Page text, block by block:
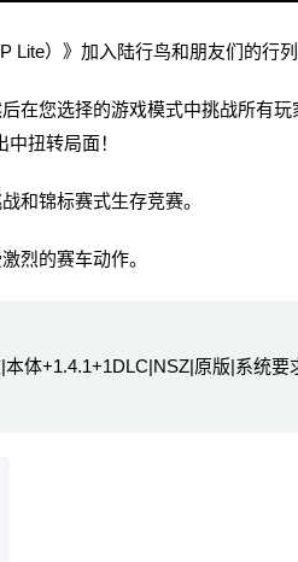
Lite）》加入陆行鸟和朋友们的行
您选择的游戏模式中挑战所有玩
扭转局面！
锦标赛式生存竞赛。
烈的赛车动作。
体+1.4.1+1DLC|NSZ|原版|系统要